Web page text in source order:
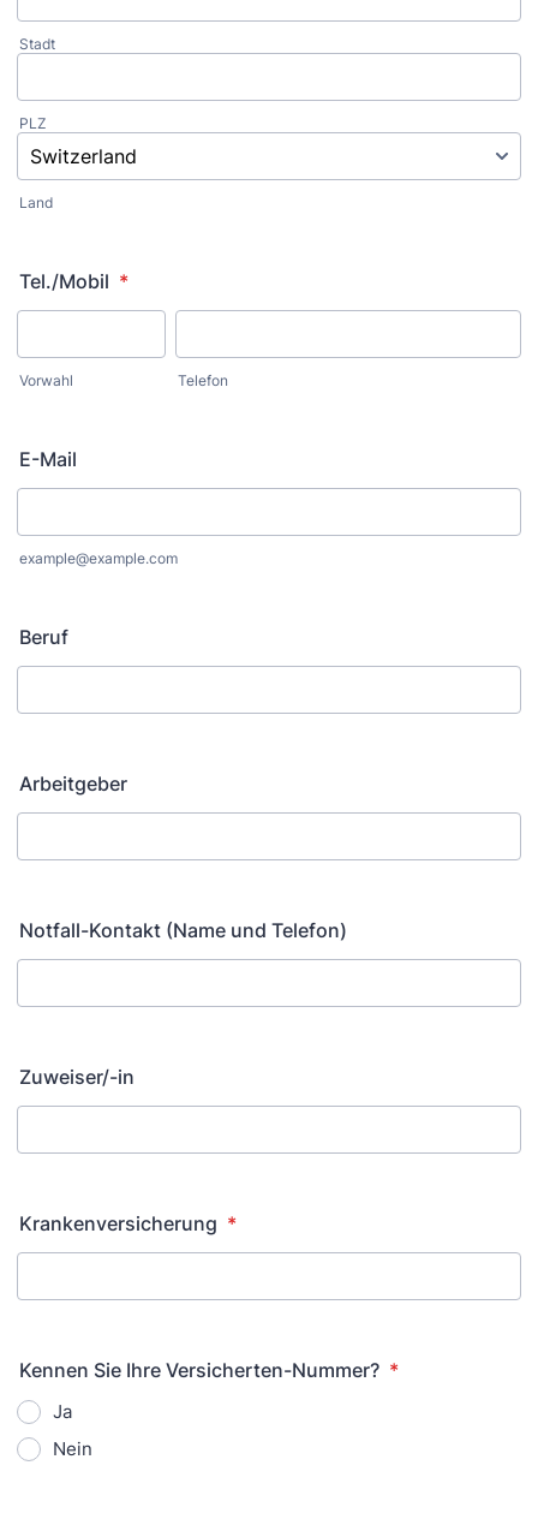
Stadt
PLZ
Land
Tel./Mobil *
Vorwahl Telefon
E-Mail
example@example.com
Beruf
Arbeitgeber
Notfall-Kontakt (Name und Telefon)
Zuweiser/-in
Krankenversicherung *
Kennen Sie Ihre Versicherten-Nummer? *
Ja
Nein